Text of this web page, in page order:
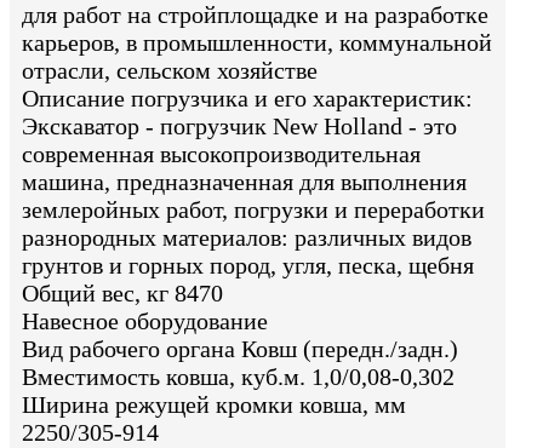
для работ на стройплощадке и на разработке
карьеров, в промышленности, коммунальной
отрасли, cельском хозяйстве
Описание погрузчика и его характеристик:
Экскаватор - погрузчик New Holland - это
современная высокопроизводительная
машина, предназначенная для выполнения
землеройных работ, погрузки и переработки
разнородных материалов: различных видов
грунтов и горных пород, угля, песка, щебня
Общий вес, кг 8470
Навесное оборудование
Вид рабочего органа Ковш (передн./задн.)
Вместимость ковша, куб.м. 1,0/0,08-0,302
Ширина режущей кромки ковша, мм
2250/305-914